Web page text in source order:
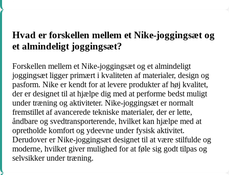
Hvad er forskellen mellem et Nike-joggingsæt og
et almindeligt joggingsæt?
Forskellen mellem et Nike-joggingsæt og et almindeligt
joggingsæt ligger primært i kvaliteten af materialer, design og
pasform. Nike er kendt for at levere produkter af høj kvalitet,
der er designet til at hjælpe dig med at performe bedst muligt
under træning og aktiviteter. Nike-joggingsæt er normalt
fremstillet af avancerede tekniske materialer, der er lette,
åndbare og svedtransporterende, hvilket kan hjælpe med at
opretholde komfort og ydeevne under fysisk aktivitet.
Derudover er Nike-joggingsæt designet til at være stilfulde og
moderne, hvilket giver mulighed for at føle sig godt tilpas og
selvsikker under træning.